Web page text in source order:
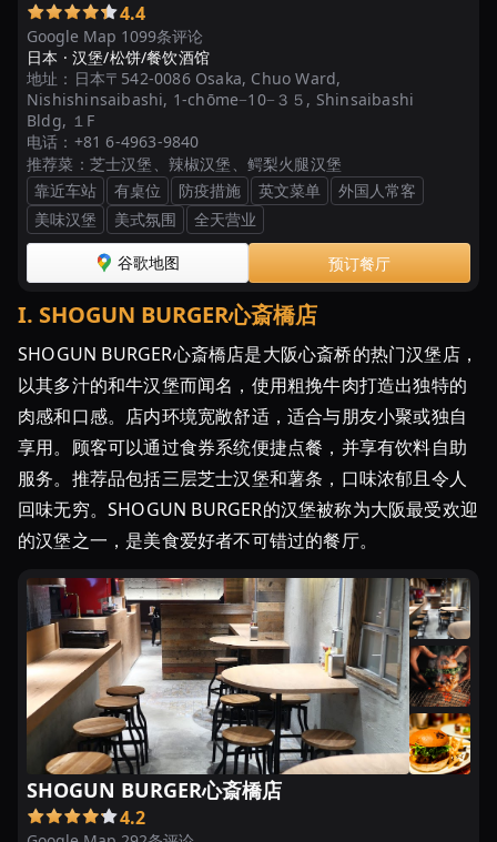
Google Map 1099条评论
4.4
日本 · 汉堡/松饼/餐饮酒馆
地址： 日本〒542-0086 Osaka, Chuo Ward,
Nishishinsaibashi, 1-chōme−10−３５, Shinsaibashi
Bldg, １F
电话： +81 6-4963-9840
推荐菜： 芝士汉堡、辣椒汉堡、鳄梨火腿汉堡
靠近车站
有桌位 防疫措施 英文菜单
外国人常客
美味汉堡
美式氛围 全天营业
谷歌地图 预订餐厅
I. SHOGUN BURGER心斎橋店
SHOGUN BURGER心斎橋店是大阪心斎桥的热门汉堡店，
以其多汁的和牛汉堡而闻名，使用粗挽牛肉打造出独特的
肉感和口感。店内环境宽敞舒适，适合与朋友小聚或独自
享用。顾客可以通过食券系统便捷点餐，并享有饮料自助
服务。推荐品包括三层芝士汉堡和薯条，口味浓郁且令人
回味无穷。SHOGUN BURGER的汉堡被称为大阪最受欢迎
的汉堡之一，是美食爱好者不可错过的餐厅。
SHOGUN BURGER心斎橋店
4.2